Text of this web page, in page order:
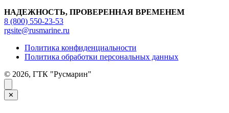
НАДЕЖНОСТЬ, ПРОВЕРЕННАЯ ВРЕМЕНЕМ
8 (800) 550-23-53
rgsite@rusmarine.ru
Политика конфиденциальности
Политика обработки персональных данных
© 2026, ГТК "Русмарин"
✕